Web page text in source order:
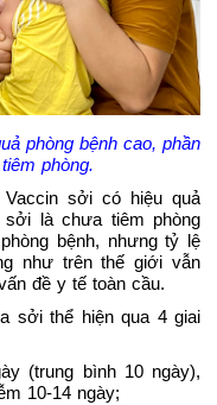
phòng bệnh cao, phần
phòng.
sởi có hiệu quả
sởi là chưa tiêm phòng
bệnh, nhưng tỷ lệ
như trên thế giới vẫn
đề y tế toàn cầu.
sởi thể hiện qua 4 giai
(trung bình 10 ngày),
10-14 ngày;